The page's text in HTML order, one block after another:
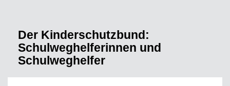
Der Kinderschutzbund:
Schulweghelferinnen und
Schulweghelfer